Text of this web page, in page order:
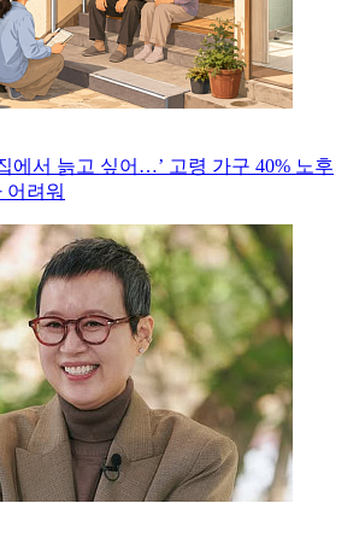
에서 늙고 싶어…’ 고령 가구 40% 노후
어려워